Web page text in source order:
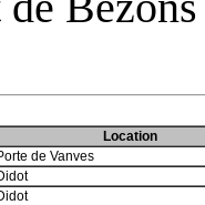
Location
de Vanves